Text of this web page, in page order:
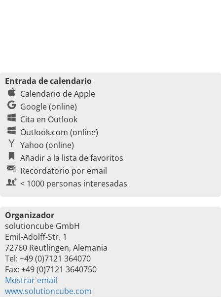
Entrada de calendario
Calendario de Apple
Google (online)
Cita en Outlook
Outlook.com (online)
Yahoo (online)
Añadir a la lista de favoritos
Recordatorio por email
< 1000 personas interesadas
Organizador
solutioncube GmbH
Emil-Adolff-Str. 1
72760 Reutlingen, Alemania
Tel: +49 (0)7121 364070
Fax: +49 (0)7121 3640750
Mostrar email
www.solutioncube.com